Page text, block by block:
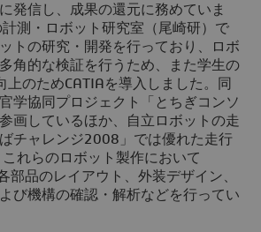
発信し、成果の還元に務めていま
測・ロボット研究室（尾崎研）で
トの研究・開発を行っており、ロボ
角的な検証を行うため、また学生の
上のためCATIAを導入しました。同
学協同プロジェクト「とちぎコンソ
画しているほか、自立ロボットの走
チャレンジ2008」では優れた走行
れらのロボット製作において
部品のレイアウト、外装デザイン、
び機構の確認・解析などを行ってい